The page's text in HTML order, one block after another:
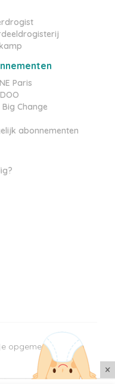
Paris
Big Change
abonnementen
opgemerkt? Heb je
×